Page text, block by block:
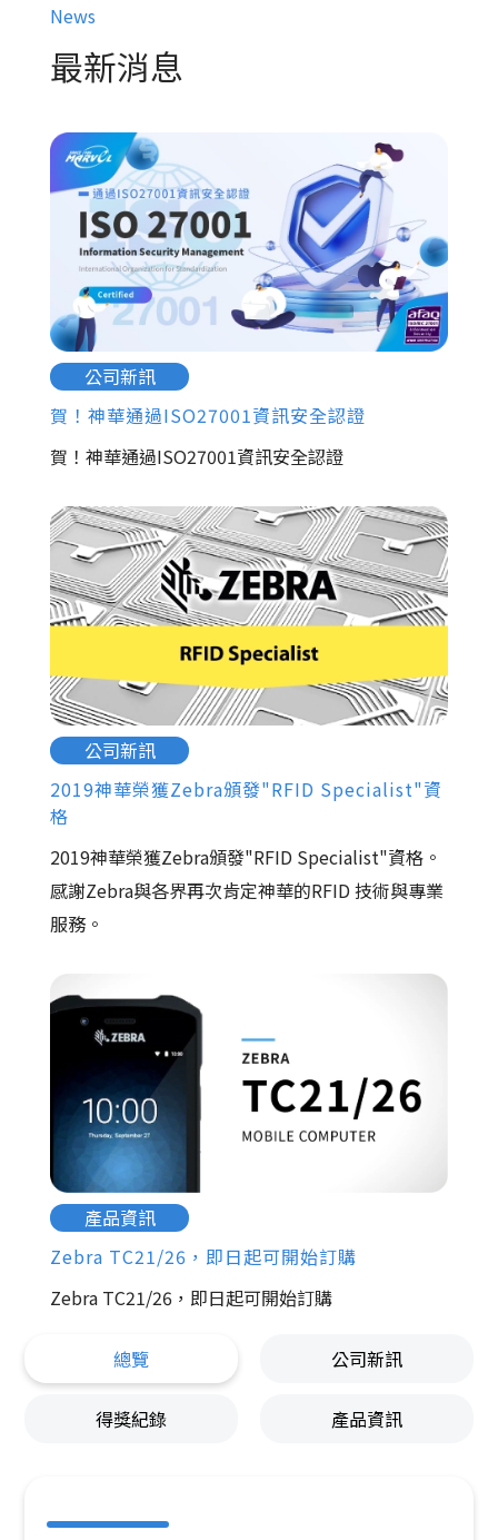
News
最新消息
公司新訊
賀！神華通過ISO27001資訊安全認證
賀！神華通過ISO27001資訊安全認證
公司新訊
2019神華榮獲Zebra頒發"RFID Specialist"資
格
2019神華榮獲Zebra頒發"RFID Specialist"資格。
感謝Zebra與各界再次肯定神華的RFID 技術與專業
服務。
產品資訊
Zebra TC21/26，即日起可開始訂購
Zebra TC21/26，即日起可開始訂購
總覽 公司新訊
得獎紀錄 產品資訊